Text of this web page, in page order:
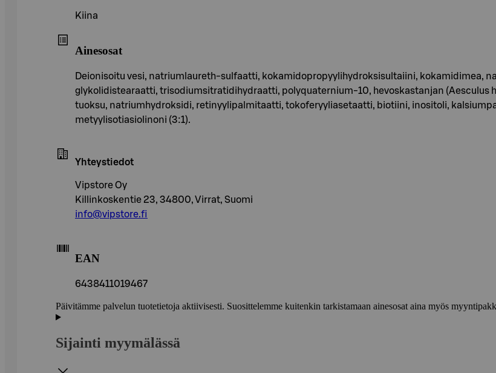
Kiina
Ainesosat
Deionisoitu vesi, natriumlaureth-sulfaatti, kokamidopropyylihydroksisultaiini, kokamidimea,
glykolidistearaatti, trisodiumsitratidihydraatti, polyquaternium-10, hevoskastanjan (Aesculus
tuoksu, natriumhydroksidi, retinyylipalmitaatti, tokoferyyliasetaatti, biotiini, inositoli,
metyylisotiasiolinoni (3:1).
Yhteystiedot
Vipstore Oy
Killinkoskentie 23, 34800, Virrat, Suomi
info@vipstore.fi
EAN
6438411019467
Päivitämme palvelun tuotetietoja aktiivisesti. Suosittelemme kuitenkin tarkistamaan ainesosat aina myös
Sijainti myymälässä